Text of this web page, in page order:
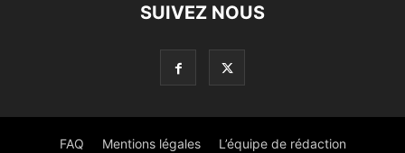
SUIVEZ NOUS
FAQ Mentions légales L’équipe de rédaction